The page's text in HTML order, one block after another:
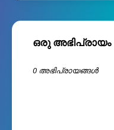
ഒരു
0 അഭിപ്രായങ്ങള്‍